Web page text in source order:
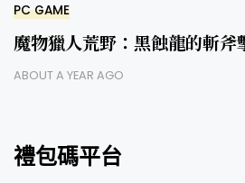
PC GAME
魔物獵人荒野：黑蝕龍的斬斧
ABOUT A YEAR AGO
禮包碼平台